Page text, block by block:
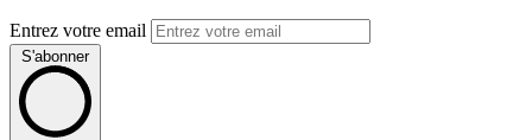
Entrez votre email
S'abonner